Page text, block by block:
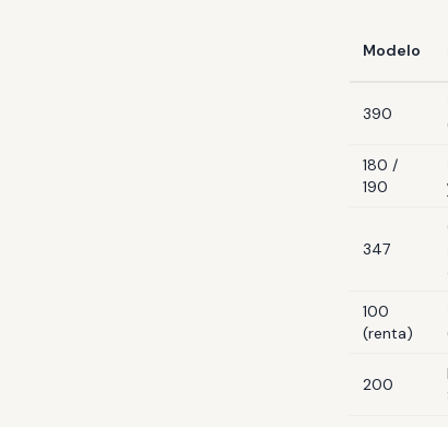
Modelo
390
180 /
190
347
100
(renta)
200